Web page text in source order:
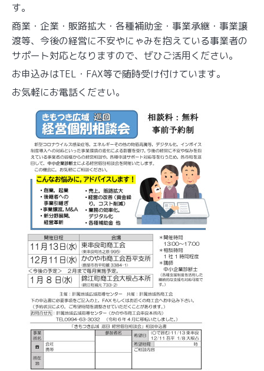
す。
商業・企業・販路拡大・各種補助金・事業承継・事業譲
渡等、今後の経営に不安やにゃみを抱えている事業者の
サポート対応となりますので、ぜひご活用ください。
お申込みはTEL・FAX等で随時受け付けています。
お気軽にお電話ください。